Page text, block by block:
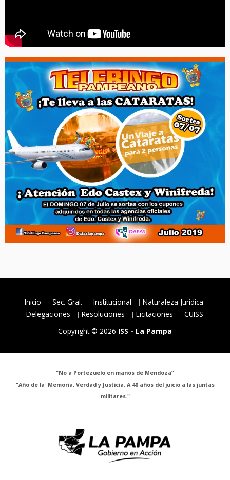
Inicio Sec. Gral. Institucional
Naturaleza Jurídica
Delegaciones
Resoluciones Licitaciones
CUISS
Copyright © 2026 ISS - La Pampa
“No a Portezuelo en manos de Mendoza”
"Año de la Memoria, Verdad y Justicia. A 40 años del juicio a las juntas
militares."